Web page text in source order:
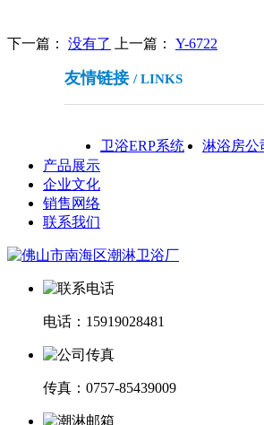
下一篇： 没有了 上一篇： Y-6722
友情链接 / LINKS
卫浴ERP系统 淋浴房公
产品展示
企业文化
销售网络
联系我们
电话：15919028481
传真：0757-85439009